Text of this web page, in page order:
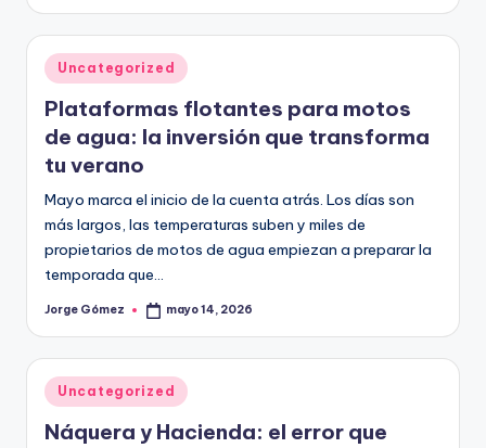
Publicado
en
Uncategorized
Plataformas flotantes para motos
de agua: la inversión que transforma
tu verano
Mayo marca el inicio de la cuenta atrás. Los días son
más largos, las temperaturas suben y miles de
propietarios de motos de agua empiezan a preparar la
temporada que…
Publicado
Jorge Gómez mayo 14, 2026
Publicado
en
Uncategorized
Náquera y Hacienda: el error que